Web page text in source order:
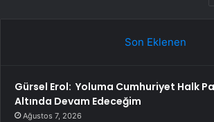
Son Eklenen
Gürsel Erol: Yoluma Cumhuriyet Halk
Altında Devam Edeceğim
Ağustos 7, 2026